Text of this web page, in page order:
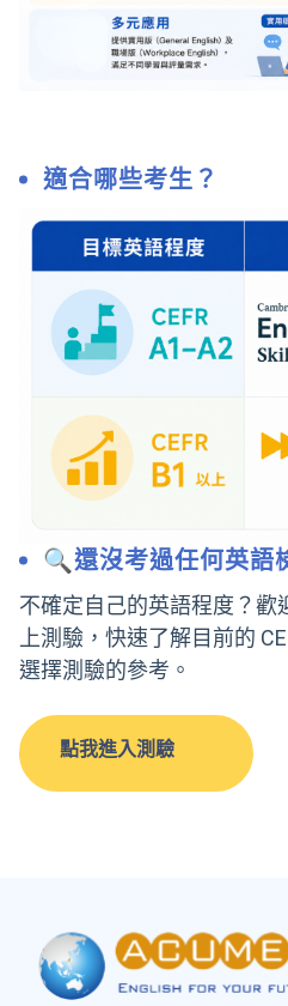
適合哪些考生？
🔍還沒考過任何英語
不確定自己的英語程度？歡
上測驗，快速了解目前的
選擇測驗的參考。
點我進入測驗